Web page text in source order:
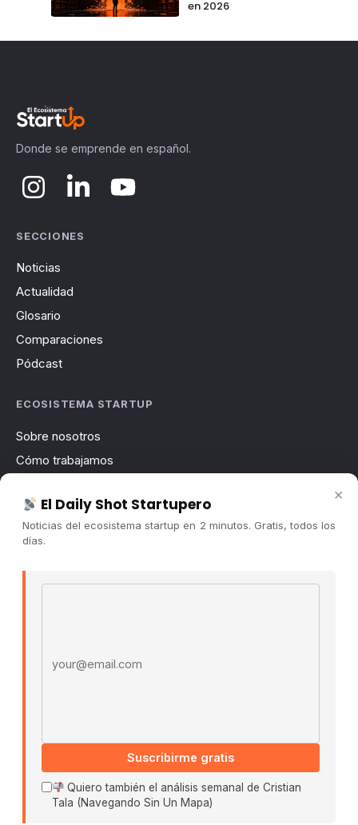
en 2026
Donde se emprende en español.
SECCIONES
Noticias
Actualidad
Glosario
Comparaciones
Pódcast
ECOSISTEMA STARTUP
Sobre nosotros
Cómo trabajamos
Contacto
Publicidad
Políticas De Privacidad · Términos De Uso
×
El Daily Shot Startupero
Noticias del ecosistema startup en 2 minutos. Gratis, todos los
días.
Suscribirme gratis
Quiero también el análisis semanal de Cristian
Tala (Navegando Sin Un Mapa)